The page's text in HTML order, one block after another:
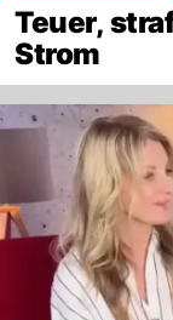
Teuer,
Strom